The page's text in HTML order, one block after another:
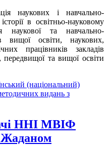
наукових і навчально-
в освітньо-науковому
наукової та навчально-
вищої освіти, наукових,
працівників закладів
передвищої та вищої освіти
(національний)
видань з
ННІ МВІФ
Жаданом